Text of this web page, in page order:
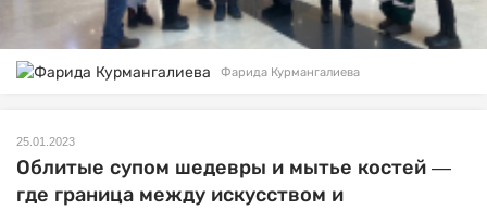
Фарида Курмангалиева
25.01.2023
Облитые супом шедевры и мытье костей —
где граница между искусством и